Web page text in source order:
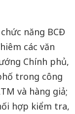
năng BCĐ
các văn
Chính phủ,
trong công
và hàng giả;
hợp kiểm tra,